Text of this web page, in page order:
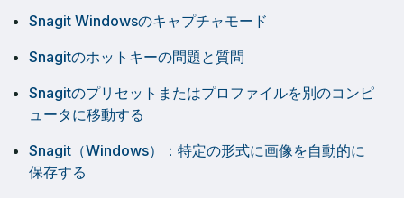
Snagit Windowsのキャプチャモード
Snagitのホットキーの問題と質問
Snagitのプリセットまたはプロファイルを別のコンピ
ュータに移動する
Snagit（Windows）：特定の形式に画像を自動的に
保存する